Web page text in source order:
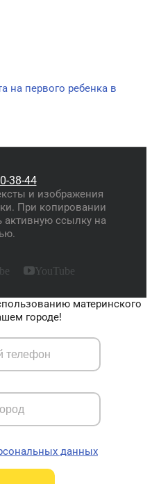
на первого ребенка в
38-44
и изображения
При копировании
активную ссылку на
YouTube
материнского
городе!
данных